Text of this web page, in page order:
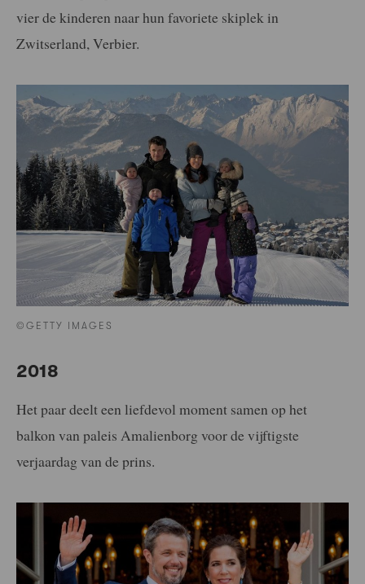
vier de kinderen naar hun favoriete skiplek in
Zwitserland, Verbier.
©GETTY IMAGES
2018
Het paar deelt een liefdevol moment samen op het
balkon van paleis Amalienborg voor de vijftigste
verjaardag van de prins.